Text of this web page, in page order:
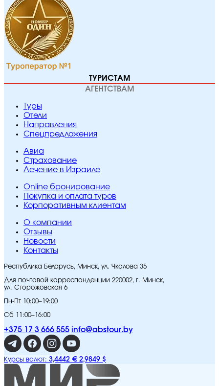
ТУРИСТАМ
АГЕНТСТВАМ
Туры
Отели
Направления
Спецпредложения
Авиа
Страхование
Лечение в Израиле
Online бронирование
Покупка и оплата туров
Корпоративным клиентам
O компании
Отзывы
Новости
Контакты
Республика Беларусь, Минск, ул. Чкалова 35
Для почтовой корреспонденции 220002, г. Минск,
ул. Сторожовская 6
Пн-Пт 10:00–19:00
Сб 11:00–16:00
+375 17 3 666 555 info@abstour.by
Курсы валют: 3,4442 € 2,9849 $